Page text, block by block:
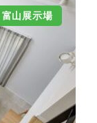
富山展示場